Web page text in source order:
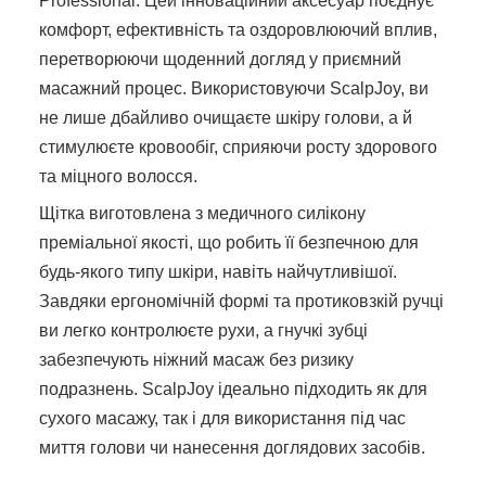
комфорт, ефективність та оздоровлюючий вплив,
перетворюючи щоденний догляд у приємний
масажний процес. Використовуючи ScalpJoy, ви
не лише дбайливо очищаєте шкіру голови, а й
стимулюєте кровообіг, сприяючи росту здорового
та міцного волосся.
Щітка виготовлена з медичного силікону
преміальної якості, що робить її безпечною для
будь-якого типу шкіри, навіть найчутливішої.
Завдяки ергономічній формі та протиковзкій ручці
ви легко контролюєте рухи, а гнучкі зубці
забезпечують ніжний масаж без ризику
подразнень. ScalpJoy ідеально підходить як для
сухого масажу, так і для використання під час
миття голови чи нанесення доглядових засобів.